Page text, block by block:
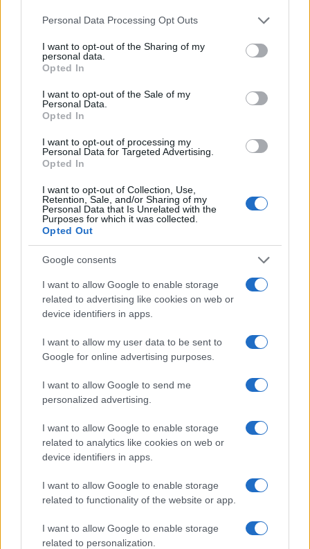
Please note that this website/app uses one or more Google
not limited to your visit or usage behaviour. You may click to
grant or deny consent to Google and its third-party tags to
use your data for below specified purposes in below Google
consent section.
Personal Data Processing Opt Outs
I want to opt-out of the Sharing of my
personal data.
Opted In
I want to opt-out of the Sale of my
Personal Data.
Opted In
I want to opt-out of processing my
Personal Data for Targeted Advertising.
Opted In
I want to opt-out of Collection, Use,
Retention, Sale, and/or Sharing of my
Personal Data that Is Unrelated with the
Purposes for which it was collected.
Opted Out
Google consents
I want to allow Google to enable storage
related to advertising like cookies on web or
device identifiers in apps.
I want to allow my user data to be sent to
Google for online advertising purposes.
I want to allow Google to send me
personalized advertising.
I want to allow Google to enable storage
related to analytics like cookies on web or
device identifiers in apps.
I want to allow Google to enable storage
related to functionality of the website or app.
I want to allow Google to enable storage
related to personalization.
Η ΣΤΗΛΗ ΜΑΣ
της Ζωής μας
Οι άνθρωποι, οι αυθεντικές ιστορίες,
πολιτισμός που μας ενώνει κάθε μέρα.